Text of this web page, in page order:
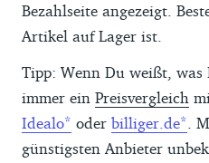
Bezahlseite angezeigt.
Artikel auf Lager ist.
Tipp: Wenn Du weißt,
immer ein Preisvergleich
Idealo
oder billiger.de
.
günstigsten Anbieter